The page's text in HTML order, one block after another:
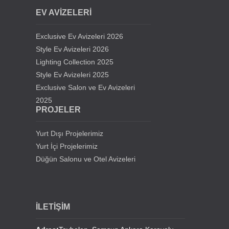
Kıbrıs Lefkoşa Hala Sultan Cami Avizeleri
Samsun Gürbüz Cami Avize Projesi
İstanbul Beylikdüzü Mevlana Cami Avize Projesi
Kahramanmaraş Medine Cami Avizesi
Mersin Mezitli Cami Avize Projesi
EV AVİZELERİ
Exclusive Ev Avizeleri 2026
Style Ev Avizeleri 2026
Lighting Collection 2025
Style Ev Avizeleri 2025
Exclusive Salon ve Ev Avizeleri
2025
PROJELER
Yurt Dışı Projelerimiz
Yurt İçi Projelerimiz
Düğün Salonu ve Otel Avizeleri
İLETİŞİM